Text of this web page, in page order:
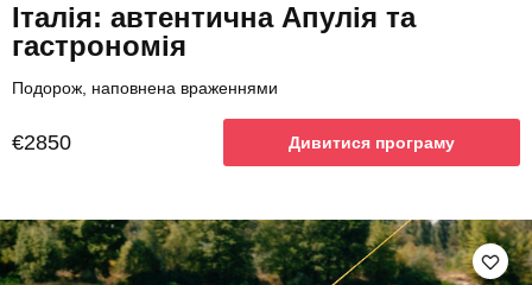
Італія: автентична Апулія та
гастрономія
Подорож, наповнена враженнями
€2850 Дивитися програму